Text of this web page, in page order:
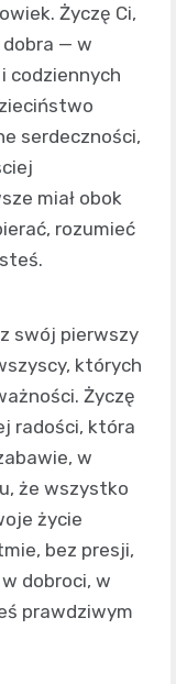
Życzę Ci,
dobra — w
codziennych
serdeczności,
miał obok
rozumieć
swój pierwszy
których
Życzę
radości, która
w
że wszystko
życie
bez presji,
dobroci, w
prawdziwym